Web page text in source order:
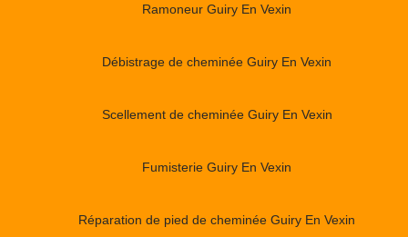
Ramoneur Guiry En Vexin
Débistrage de cheminée Guiry En Vexin
Scellement de cheminée Guiry En Vexin
Fumisterie Guiry En Vexin
Réparation de pied de cheminée Guiry En Vexin